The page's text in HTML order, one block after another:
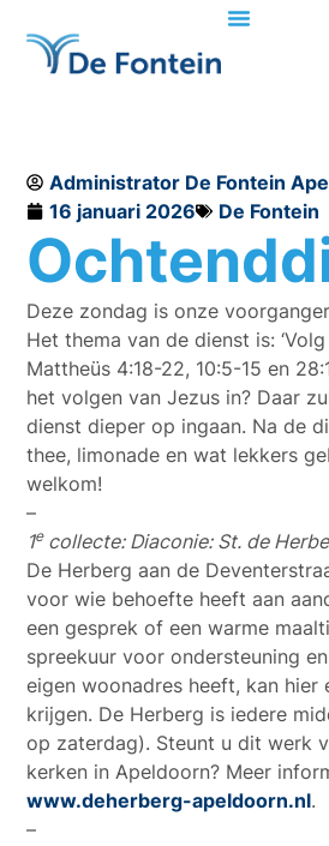
Administrator De Fontein
16 januari 2026
De Fontein
Deze zondag is onze
Het thema van de dienst is: ‘Volg
Mattheüs 4:18-22, 10:5-15 en
het volgen van Jezus in? Daar
dienst dieper op ingaan. Na de
thee, limonade en wat lekkers
welkom!
–
1ecollecte: Diaconie: St. de
De Herberg aan de
voor wie behoefte heeft aan
een gesprek of een warme
spreekuur voor ondersteuning
eigen woonadres heeft, kan hier
krijgen. De Herberg is iedere
op zaterdag). Steunt u dit werk
kerken in Apeldoorn? Meer
www.deherberg-apeldoorn.nl.
–